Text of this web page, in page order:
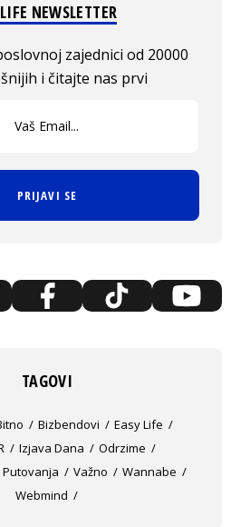
NEWSLETTER
zajednici od 20000
i čitajte nas prvi
PRIJAVI SE
TAGOVI
Bizbendovi
Easy Life
Izjava Dana
Odrzime
Putovanja Važno
Wannabe
Webmind